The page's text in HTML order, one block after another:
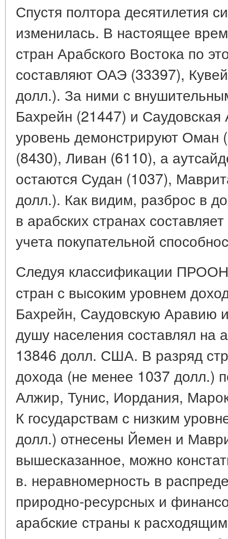
Спустя полтора десятилетия
изменилась. В настоящее
стран Арабского Востока по
составляют ОАЭ (33397),
долл.). За ними с
Бахрейн (21447) и
уровень демонстрируют Оман
(8430), Ливан (6110), а
остаются Судан (1037),
долл.). Как видим, разброс в
в арабских странах
учета покупательной
Следуя классификации ПРООН
стран с высоким уровнем
Бахрейн, Саудовскую Аравию
душу населения составлял на
13846 долл. США. В разряд
дохода (не менее 1037 долл.)
Алжир, Тунис, Иордания,
К государствам с низким
долл.) отнесены Йемен и
вышесказанное, можно
в. неравномерность в
природно-ресурсных и
арабские страны к